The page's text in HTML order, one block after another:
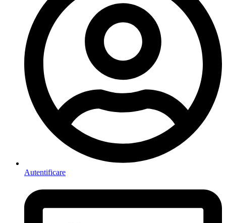
Autentificare